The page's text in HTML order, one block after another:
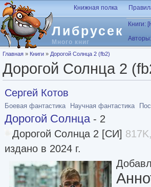
Перейти к основному содержанию
Либрусек
Много книг
Книжная полка
Книги:
Авторы:
Вы здесь
Главная » Книги » Дорогой Солнца 2 (fb2)
Дорогой Солнца 2
Сергей Котов
Боевая фантастика Научная фантастика
Дорогой Солнца - 2
Дорогой Солнца 2 [СИ]
издано в 2024 г.